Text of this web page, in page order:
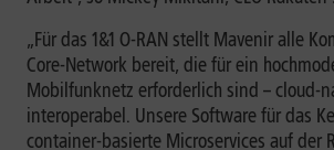
„Für das 1&1 O-RAN stellt Mavenir alle
Core-Network bereit, die für ein
Mobilfunknetz erforderlich sind – cloud-
interoperabel. Unsere Software für das
container-basierte Microservices auf der